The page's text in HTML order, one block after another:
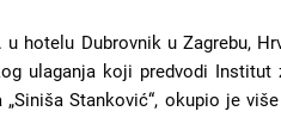
hotelu Dubrovnik u Zagrebu,
ulaganja koji predvodi Institut
Stanković“, okupio je